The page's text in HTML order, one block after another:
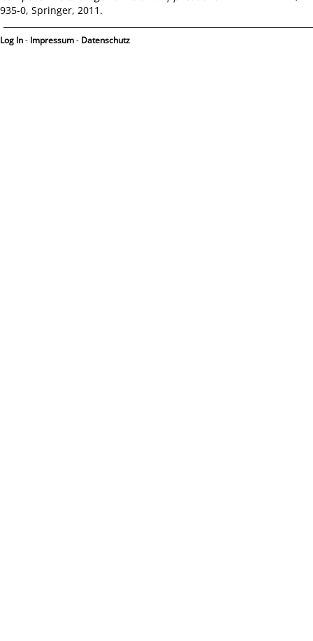
935-0, Springer, 2011.
Log In- Impressum- Datenschutz